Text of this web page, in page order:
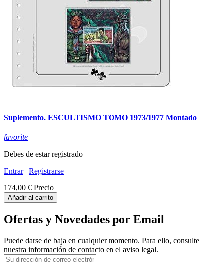
Suplemento. ESCULTISMO TOMO 1973/1977 Montado
favorite
Debes de estar registrado
Entrar| Registrarse
174,00 € Precio
Añadir al carrito
Ofertas y Novedades por Email
Puede darse de baja en cualquier momento. Para ello, consulte
nuestra información de contacto en el aviso legal.